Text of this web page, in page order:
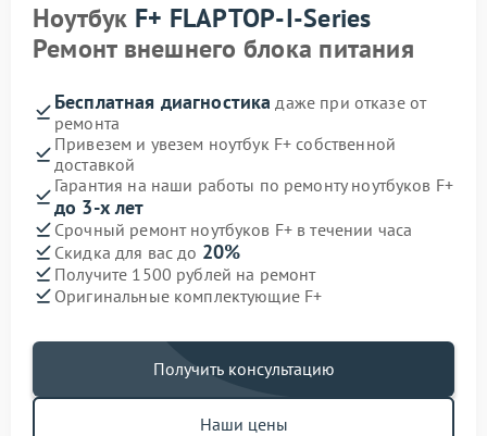
Ноутбук F+ FLAPTOP-I-Series
Ремонт внешнего блока питания
Бесплатная диагностика даже при отказе от
ремонта
Привезем и увезем ноутбук F+ собственной
доставкой
Гарантия на наши работы по ремонту ноутбуков F+
до 3-х лет
Срочный ремонт ноутбуков F+ в течении часа
Скидка для вас до 20%
Получите 1500 рублей на ремонт
Оригинальные комплектующие F+
Получить консультацию
Наши цены